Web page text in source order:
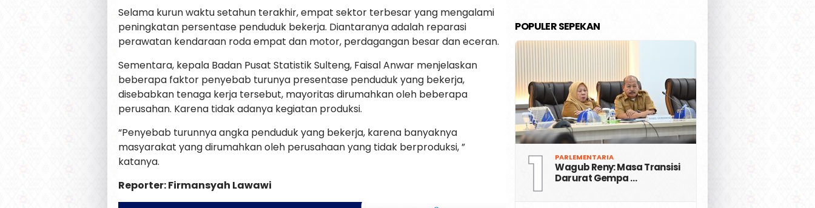
Selama kurun waktu setahun terakhir, empat sektor terbesar yang mengalami
peningkatan persentase penduduk bekerja. Diantaranya adalah reparasi
perawatan kendaraan roda empat dan motor, perdagangan besar dan eceran.
Sementara, kepala Badan Pusat Statistik Sulteng, Faisal Anwar menjelaskan
beberapa faktor penyebab turunya presentase penduduk yang bekerja,
disebabkan tenaga kerja tersebut, mayoritas dirumahkan oleh beberapa
perusahan. Karena tidak adanya kegiatan produksi.
“Penyebab turunnya angka penduduk yang bekerja, karena banyaknya
masyarakat yang dirumahkan oleh perusahaan yang tidak berproduksi, ”
katanya.
Reporter: Firmansyah Lawawi
POPULER SEPEKAN
1 PARLEMENTARIA
Wagub Reny: Masa Transisi
Darurat Gempa …